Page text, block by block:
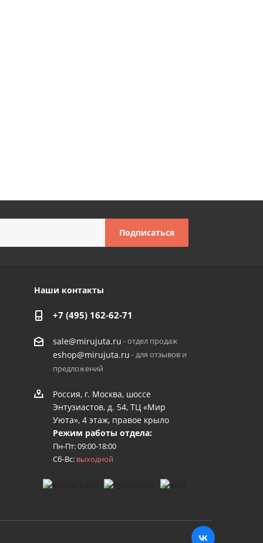
Наши контакты
+7 (495) 162-62-71
sale@mirujuta.ru - отдел продаж
eshop@mirujuta.ru - для отзывов и
предложений
Россия, г. Москва, шоссе
Энтузиастов, д. 54, ТЦ «Мир
Уюта», 4 этаж, правое крыло
Режим работы отдела:
Пн-Пт: 09:00-18:00
Сб-Вс: выходной